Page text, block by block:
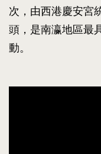
次，由西港慶安宮
頭，是南瀛地區最
動。